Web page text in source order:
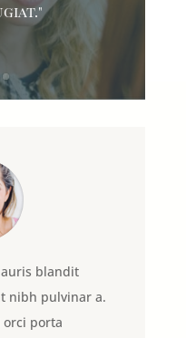
blandit
nibh pulvinar a.
porta